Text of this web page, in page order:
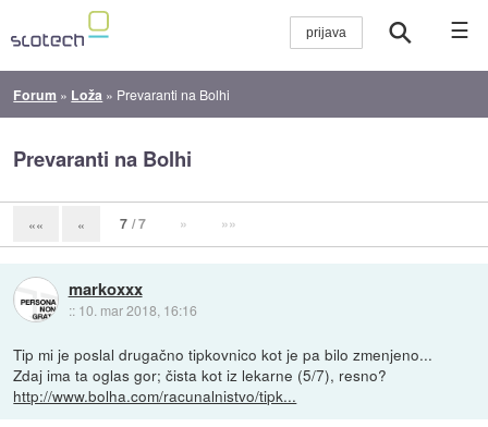
☰
Forum » Loža » Prevaranti na Bolhi
Prevaranti na Bolhi
«« « 7 / 7 » »»
markoxxx
:: 10. mar 2018, 16:16
Tip mi je poslal drugačno tipkovnico kot je pa bilo zmenjeno...
Zdaj ima ta oglas gor; čista kot iz lekarne (5/7), resno?
http://www.bolha.com/racunalnistvo/tipk...